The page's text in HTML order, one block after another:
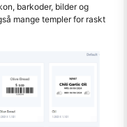
barkoder, bilder og
mange templer for raskt